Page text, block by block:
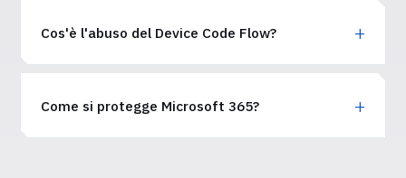
Cos'è l'abuso del Device Code Flow?
Come si protegge Microsoft 365?